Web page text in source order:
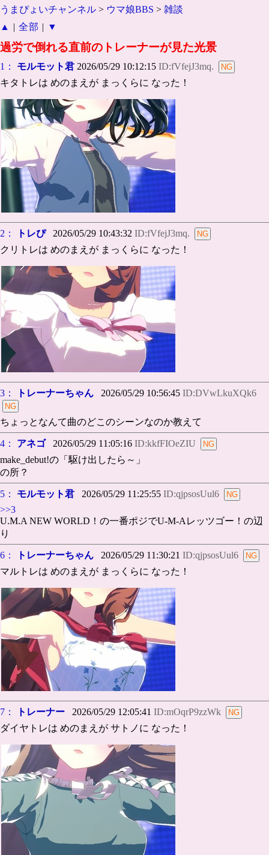
うまぴょいチャンネル > ウマ娘BBS > 雑談
▲
| 全部 | ▼
過労で倒れる直前のトレーナーが見た光景
1： モルモット君 2026/05/29 10:12:15 ID:fVfejJ3mq.
キタトレは めのまえが まっくらに なった！
2： トレぴ2026/05/29 10:43:32 ID:fVfejJ3mq.
クリトレは めのまえが まっくらに なった！
3： トレーナーちゃん 2026/05/29 10:56:45 ID:DVwLkuXQk6
ちょっとなんて曲のどこのシーンなのか教えて
4： アネゴ2026/05/29 11:05:16 ID:kkfFIOeZIU
make_debut!の「駆け出したら～」
の所？
5： モルモット君 2026/05/29 11:25:55 ID:qjpsosUul6
>>3
U.M.A NEW WORLD！の一番ポジでU-M-Aレッツゴー！の辺
り
6： トレーナーちゃん 2026/05/29 11:30:21 ID:qjpsosUul6
マルトレは めのまえが まっくらに なった！
7： トレーナー 2026/05/29 12:05:41 ID:mOqrP9zzWk
ダイヤトレは めのまえが サトノに なった！